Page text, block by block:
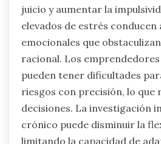
juicio y aumentar la
elevados de estrés conducen
emocionales que
racional. Los
pueden tener dificultades
riesgos con precisión, lo que
decisiones. La investigación
crónico puede disminuir la
limitando la capacidad de